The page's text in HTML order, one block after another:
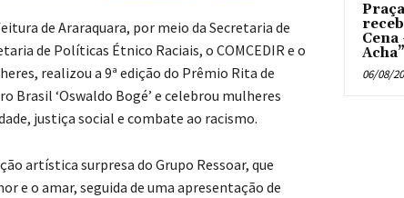
de Araraquara, por meio da Secretaria de
de Políticas Étnico Raciais, o COMCEDIR e o
realizou a 9ª edição do Prêmio Rita de
Brasil ‘Oswaldo Bogé’ e celebrou mulheres
justiça social e combate ao racismo.
artística surpresa do Grupo Ressoar, que
e o amar, seguida de uma apresentação de
06/08/